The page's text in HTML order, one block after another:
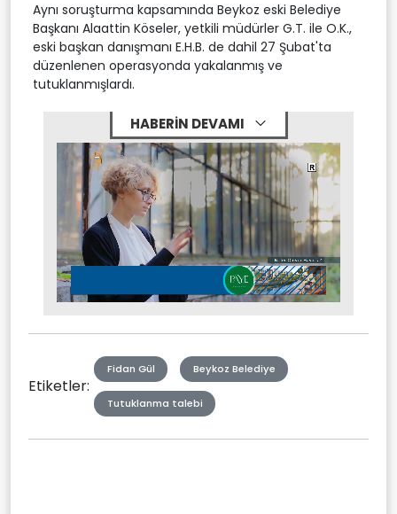
Aynı soruşturma kapsamında Beykoz eski Belediye
Başkanı Alaattin Köseler, yetkili müdürler G.T. ile O.K.,
eski başkan danışmanı E.H.B. de dahil 27 Şubat'ta
düzenlenen operasyonda yakalanmış ve
tutuklanmışlardı.
HABERİN DEVAMI
Mute
Etiketler:
Fidan Gül Beykoz Belediye
Tutuklanma talebi